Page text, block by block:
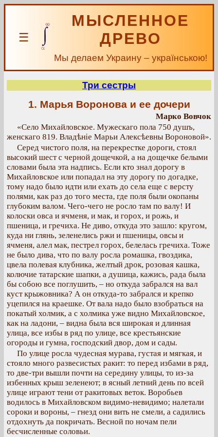
☰
МЫСЛЕННОЕ
ДРЕВО
Мы делаем Украину – українською!
Три сестры
1. Марья Воронова и ее дочери
Марко Вовчок
«Село Михайловское. Мужескаго пола 750 душъ,
женскаго 819. Владѣніе Марьи Алексѣевны Вороновой».
Серед чистого поля, на перекрестке дороги, стоял
высокий шест с черной дощечкой, а на дощечке белыми
словами была эта надпись. Если кто знал дорогу в
Михайловское или попадал на эту дорогу по догадке,
тому надо было идти или ехать до села еще с версту
полями, как раз до того места, где поля были окопаны
глубоким валом. Чего-чего не росло там по валу! И
колоски овса и ячменя, и мак, и горох, и рожь, и
пшеница, и гречиха. Не диво, откуда это зашло: кругом,
куда ни глянь, зеленелись ржи и пшеницы, овсы и
ячменя, алел мак, пестрел горох, белелась гречиха. Тоже
не было дива, что по валу росла ромашка, гвоздика,
цвела полевая клубника, желтый дрок, розовая кашка,
колючие татарские шапки, а душица, кажись, рада была
бы собою все поглушить, – но откуда забрался на вал
куст крыжовника? А он откуда-то забрался и крепко
уцепился на краешке. От вала надо было взобраться на
покатый холмик, а с холмика уже видно Михайловское,
как на ладони, – видна была вся широкая и длинная
улица, все избы в ряд по улице, все крестьянские
огороды и гумна, господский двор, дом и сады.
По улице росла чудесная мурава, густая и мягкая, и
стояло много развесистых ракит: то перед избами в ряд,
то две-три вышли почти на середину улицы, то из-за
избенных крыш зеленеют; в ясный летний день по всей
улице играют тени от ракитовых веток. Воробьев
водилось в Михайловском видимо-невидимо; налетали
сороки и вороны, – гнезд они вить не смели, а садились
отдохнуть да покричать. Весной по ночам пели
бесчисленные соловьи.